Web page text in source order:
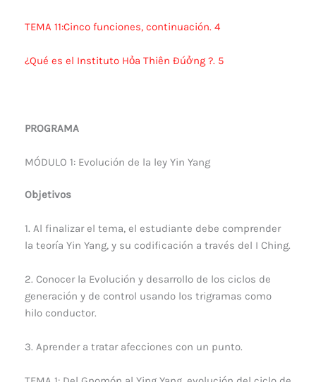
TEMA 11:Cinco funciones, continuación. 4
¿Qué es el Instituto Hỏa Thiên Đúởng ?. 5
PROGRAMA
MÓDULO 1: Evolución de la ley Yin Yang
Objetivos
1. Al finalizar el tema, el estudiante debe comprender
la teoría Yin Yang, y su codificación a través del I Ching.
2. Conocer la Evolución y desarrollo de los ciclos de
generación y de control usando los trigramas como
hilo conductor.
3. Aprender a tratar afecciones con un punto.